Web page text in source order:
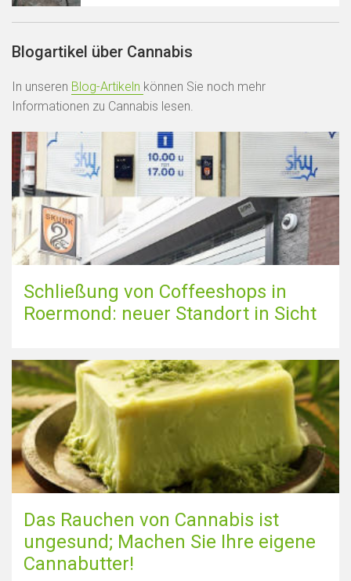
Karte anzeigen
Blogartikel über Cannabis
In unseren Blog-Artikeln können Sie noch mehr
Informationen zu Cannabis lesen.
Schließung von Coffeeshops in
Roermond: neuer Standort in Sicht
Das Rauchen von Cannabis ist
ungesund; Machen Sie Ihre eigene
Cannabutter!